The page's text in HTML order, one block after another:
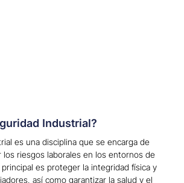
Industrial?
es una disciplina que se encarga de
los riesgos laborales en los entornos de
es proteger la integridad física y
así como garantizar la salud y el